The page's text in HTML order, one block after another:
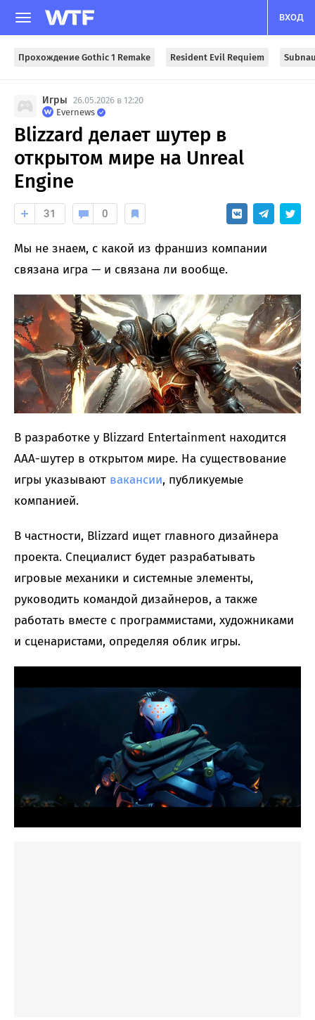
ВХОД
Прохождение Gothic 1 Remake Resident Evil Requiem
Игры 26.05.2026 в 12:20
Evernews
Blizzard делает шутер в
открытом мире на Unreal
Engine
31 0
Мы не знаем, с какой из франшиз компании
связана игра — и связана ли вообще.
В разработке у Blizzard Entertainment находится
AAA-шутер в открытом мире. На существование
игры указывают вакансии, публикуемые
компанией.
В частности, Blizzard ищет главного дизайнера
проекта. Специалист будет разрабатывать
игровые механики и системные элементы,
руководить командой дизайнеров, а также
работать вместе с программистами, художниками
и сценаристами, определяя облик игры.